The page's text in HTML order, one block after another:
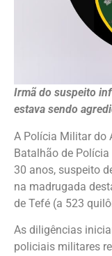
Irmã do suspeito
estava sendo
A Polícia Militar do
Batalhão de
30 anos, suspeito
na madrugada
de Tefé (a 523
As diligências
policiais militares